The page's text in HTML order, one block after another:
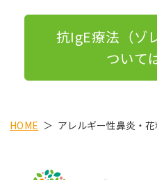
抗IgE療法（ゾ
ついて
HOME アレルギー性鼻炎・